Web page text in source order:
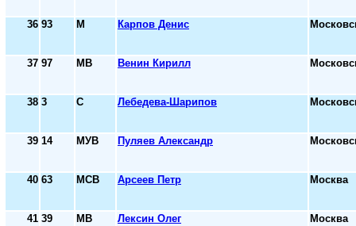
36 93 М Карпов Денис
37 97 МВ Венин Кирилл
38 3 С Лебедева-Шарипов
39 14 МУВ Пуляев Александр
40 63 МСВ Арсеев Петр Москва
41 39 МВ Лексин Олег Москва